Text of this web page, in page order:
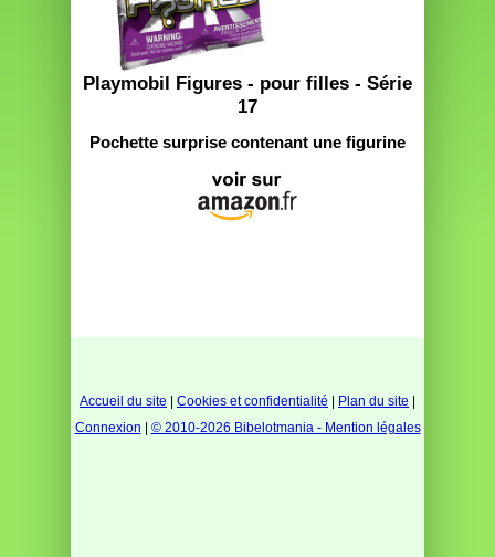
Playmobil Figures - pour filles - Série
17
Pochette surprise contenant une figurine
Accueil du site Cookies et confidentialité Plan du site
Connexion
© 2010-2026 Bibelotmania - Mention légales